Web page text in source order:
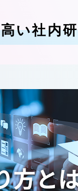
い社内